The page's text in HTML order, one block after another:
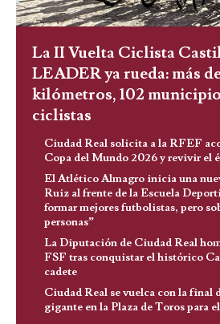
La II Vuelta Ciclista
LEADER ya rueda: más
kilómetros, 102
ciclistas
Ciudad Real solicita a la RFEF
Copa del Mundo 2026 y revivir el
El Atlético Almagro inicia una
Ruiz al frente de la Escuela
formar mejores futbolistas, pero
personas”
La Diputación de Ciudad Real
FSF tras conquistar el histórico
cadete
Ciudad Real se vuelca con la final
gigante en la Plaza de Toros para